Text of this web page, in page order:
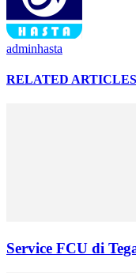
adminhasta
RELATED ARTICLES
Service FCU di